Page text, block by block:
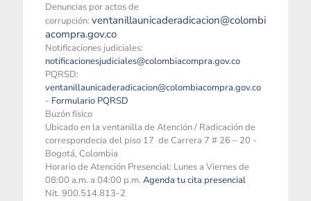
Denuncias por actos de
corrupción: ventanillaunicaderadicacion@colombi
acompra.gov.co
Notificaciones judiciales:
notificacionesjudiciales@colombiacompra.gov.co
PQRSD:
ventanillaunicaderadicacion@colombiacompra.gov.co
- Formulario PQRSD
Buzón físico
Ubicado en la ventanilla de Atención / Radicación de
correspondecia del piso 17 de Carrera 7 # 26 – 20 -
Bogotá, Colombia
Horario de Atención Presencial: Lunes a Viernes de
08:00 a.m. a 04:00 p.m. Agenda tu cita presencial
Nit. 900.514.813-2